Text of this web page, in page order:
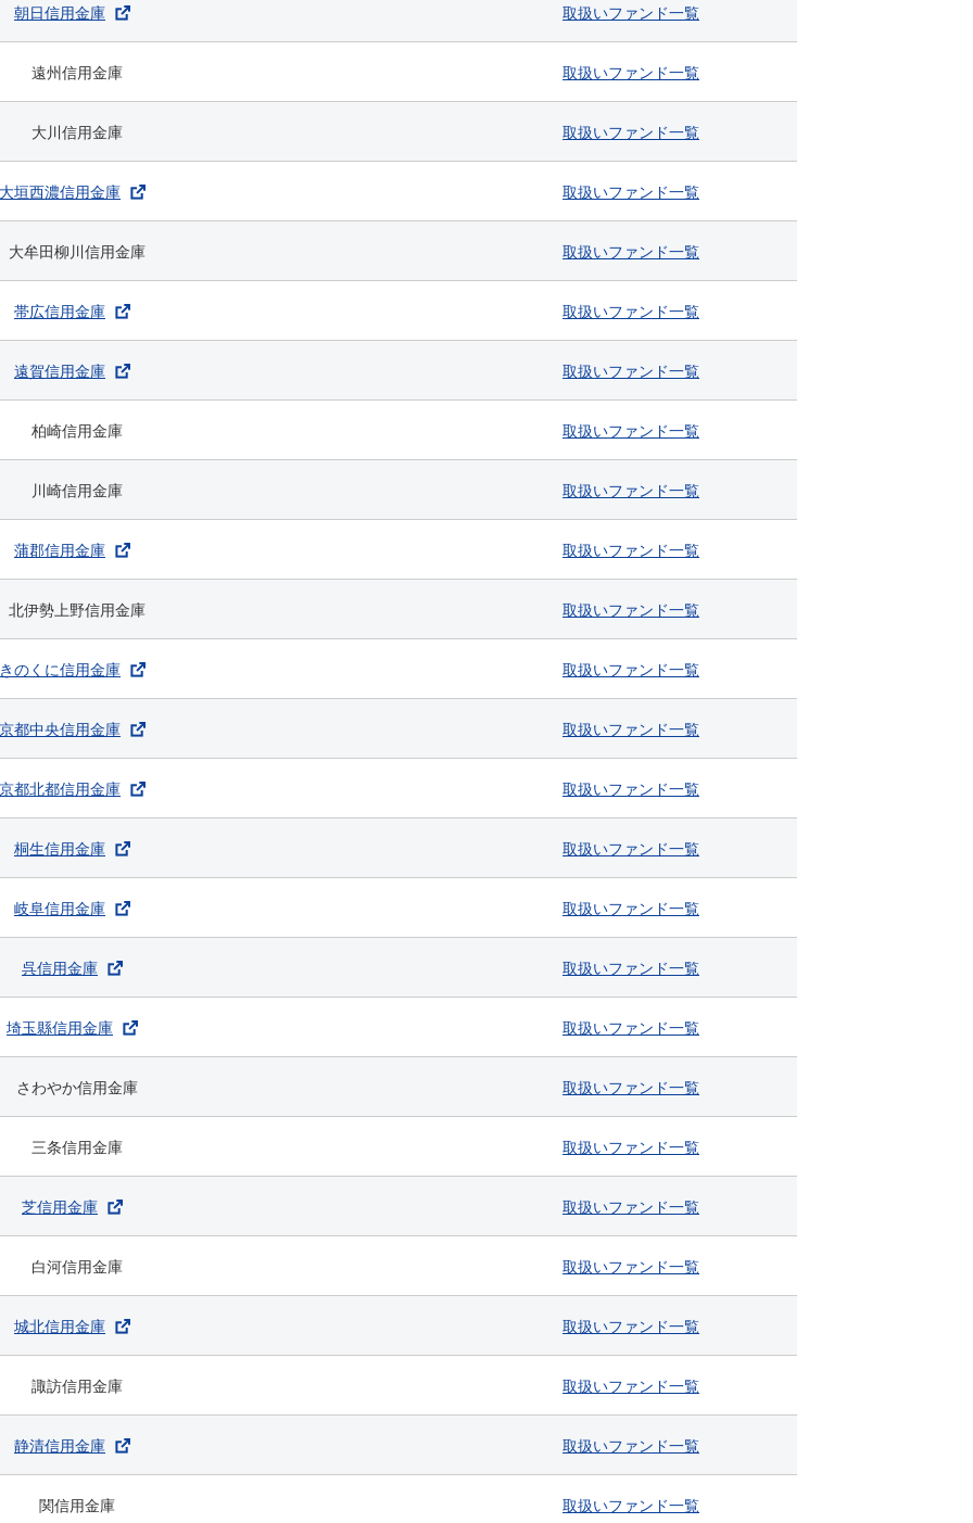
朝日信用金庫 取扱いファンド一覧
遠州信用金庫 取扱いファンド一覧
大川信用金庫 取扱いファンド一覧
大垣西濃信用金庫 取扱いファンド一覧
大牟田柳川信用金庫 取扱いファンド一覧
帯広信用金庫 取扱いファンド一覧
遠賀信用金庫 取扱いファンド一覧
柏崎信用金庫 取扱いファンド一覧
川崎信用金庫 取扱いファンド一覧
蒲郡信用金庫 取扱いファンド一覧
北伊勢上野信用金庫 取扱いファンド一覧
きのくに信用金庫 取扱いファンド一覧
京都中央信用金庫 取扱いファンド一覧
京都北都信用金庫 取扱いファンド一覧
桐生信用金庫 取扱いファンド一覧
岐阜信用金庫 取扱いファンド一覧
呉信用金庫 取扱いファンド一覧
埼玉縣信用金庫 取扱いファンド一覧
さわやか信用金庫 取扱いファンド一覧
三条信用金庫 取扱いファンド一覧
芝信用金庫 取扱いファンド一覧
白河信用金庫 取扱いファンド一覧
城北信用金庫 取扱いファンド一覧
諏訪信用金庫 取扱いファンド一覧
静清信用金庫 取扱いファンド一覧
関信用金庫 取扱いファンド一覧